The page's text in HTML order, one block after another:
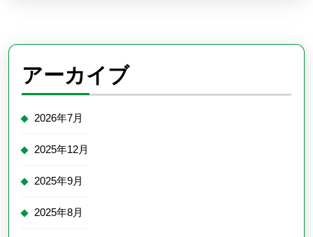
アーカイブ
2026年7月
2025年12月
2025年9月
2025年8月